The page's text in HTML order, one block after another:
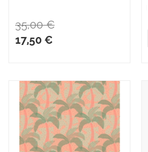
17,50 €
35,00 €